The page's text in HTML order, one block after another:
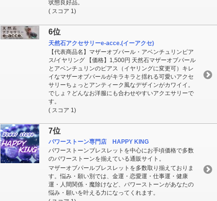
状態良好品。
( スコア 1)
6位
天然石アクセサリーe-acce.(イーアクセ)
【代表商品名】マザーオブパール・アベンチュリンピア
ス/イヤリング 【価格】1,500円 天然石マザーオブパール
とアベンチュリンのピアス（イヤリングに変更可）キレ
イなマザーオブパールがキラキラと揺れる可愛いアクセ
サリーちょっとアンティーク風なデザインがカワイイ。
でしょ？どんなお洋服にも合わせやすいアクエサリーで
す。
( スコア 1)
7位
パワーストーン専門店 HAPPY KING
パワーストーンブレスレットを中心にお手頃価格で多数
のパワーストーンを揃えている通販サイト。
マザーオブパールブレスレットを多数取り揃えておりま
す。悩み・願い別では、金運・恋愛運・仕事運・健康
運・人間関係・魔除けなど、パワーストーンがあなたの
悩み・願いを叶える力になってくれます。